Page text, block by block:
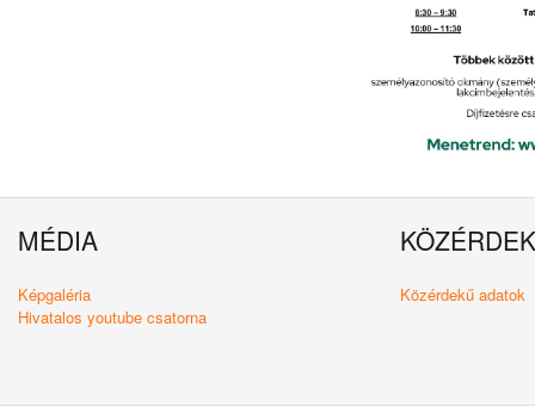
MÉDIA
Képgaléria
Hivatalos youtube csatorna
Közérdekű adatok